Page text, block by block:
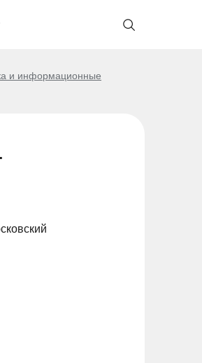
и информационные